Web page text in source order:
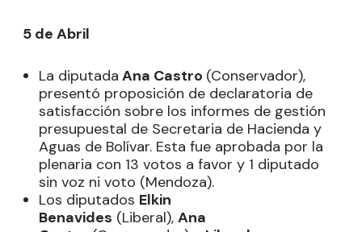
5 de Abril
La diputada Ana Castro (Conservador),
presentó proposición de declaratoria de
satisfacción sobre los informes de gestión
presupuestal de Secretaria de Hacienda y
Aguas de Bolívar. Esta fue aprobada por la
plenaria con 13 votos a favor y 1 diputado
sin voz ni voto (Mendoza).
Los diputados Elkin
Benavides (Liberal), Ana